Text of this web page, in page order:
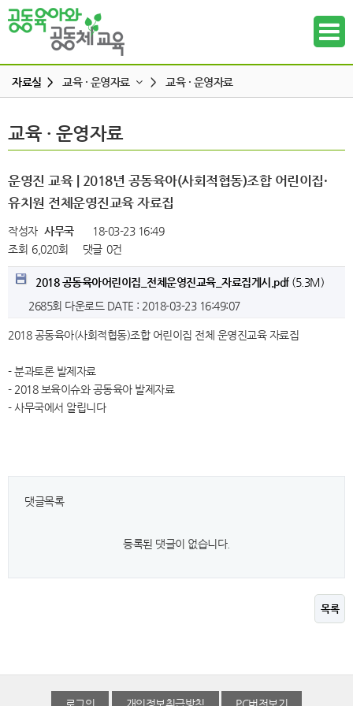
하위메뉴
하위메뉴
하위메뉴
하위메뉴
자료실 > 교육 · 운영자료 >
연구자료
뉴스레터
언론보도
발간도서
교육 · 운영자료
교육 · 운영자료
운영진 교육 | 2018년 공동육아(사회적협동)조합 어린이집·
유치원 전체운영진교육 자료집
작성자 사무국
18-03-23 16:49
조회 6,020회 댓글 0건
2018 공동육아어린이집_전체운영진교육_자료집게시.pdf(5.3M)
2685회 다운로드 DATE : 2018-03-23 16:49:07
2018 공동육아(사회적협동)조합 어린이집 전체 운영진교육 자료집
- 분과토론 발제자료
- 2018 보육이슈와 공동육아 발제자료
- 사무국에서 알립니다
댓글목록
등록된 댓글이 없습니다.
목록